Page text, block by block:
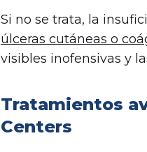
Si no se trata, la
úlceras cutáneas o
visibles inofensivas y
Tratamientos
Centers